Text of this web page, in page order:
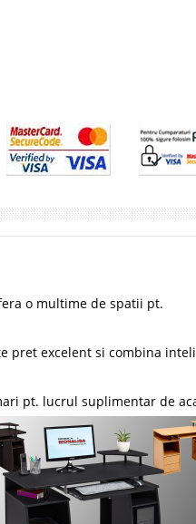
o multime de spatii pt.
pret excelent si combina
pt. lucrul suplimentar de